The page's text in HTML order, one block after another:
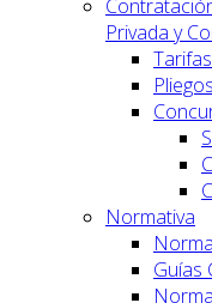
Privada y
Normativa
Guías